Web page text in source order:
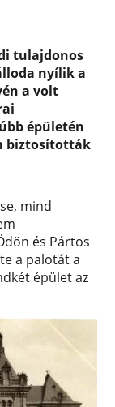
tulajdonos
nyílik a
a volt
épületén
biztosították
mind
és Pártos
a palotát a
épület az